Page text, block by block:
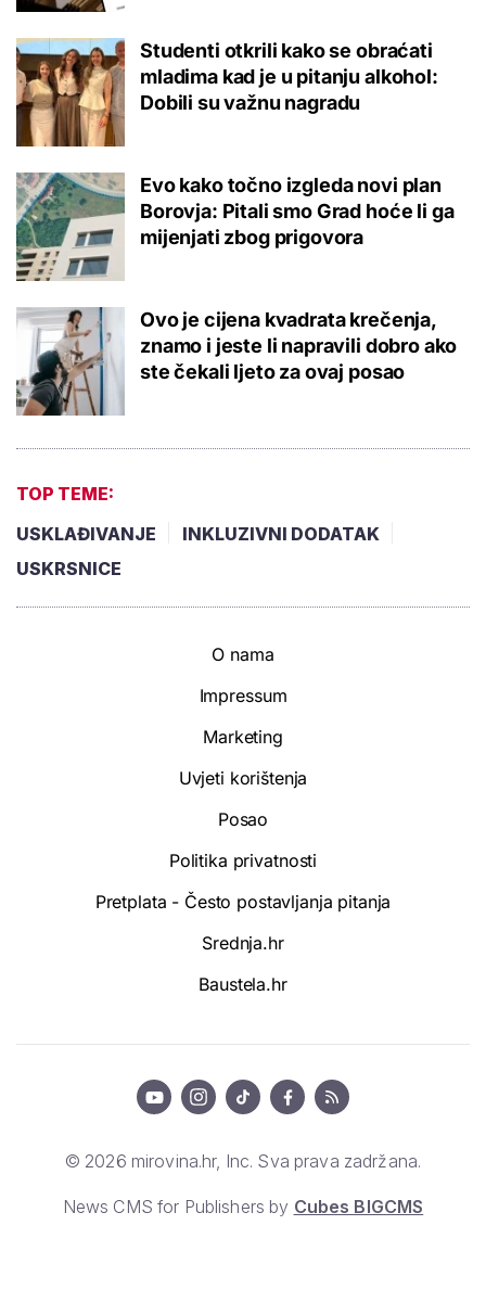
Studenti otkrili kako se obraćati
mladima kad je u pitanju alkohol:
Dobili su važnu nagradu
Evo kako točno izgleda novi plan
Borovja: Pitali smo Grad hoće li ga
mijenjati zbog prigovora
Ovo je cijena kvadrata krečenja,
znamo i jeste li napravili dobro ako
ste čekali ljeto za ovaj posao
TOP TEME:
USKLAĐIVANJE
INKLUZIVNI DODATAK
USKRSNICE
O nama
Impressum
Marketing
Uvjeti korištenja
Posao
Politika privatnosti
Pretplata - Često postavljanja pitanja
Srednja.hr
Baustela.hr
© 2026 mirovina.hr, Inc. Sva prava zadržana.
News CMS for Publishers by Cubes BIGCMS